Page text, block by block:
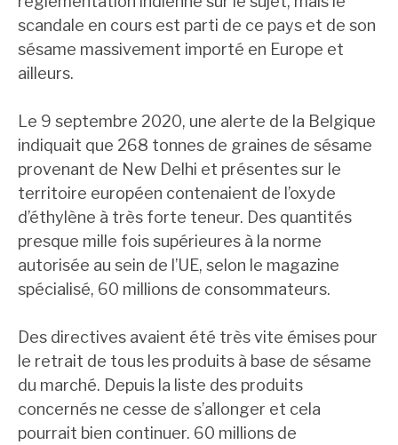
scandale en cours est parti de ce pays et de son
sésame massivement importé en Europe et
ailleurs.
Le 9 septembre 2020, une alerte de la Belgique
indiquait que 268 tonnes de graines de sésame
provenant de New Delhi et présentes sur le
territoire européen contenaient de l’oxyde
d’éthylène à très forte teneur. Des quantités
presque mille fois supérieures à la norme
autorisée au sein de l’UE, selon le magazine
spécialisé, 60 millions de consommateurs.
Des directives avaient été très vite émises pour
le retrait de tous les produits à base de sésame
du marché. Depuis la liste des produits
concernés ne cesse de s’allonger et cela
pourrait bien continuer. 60 millions de